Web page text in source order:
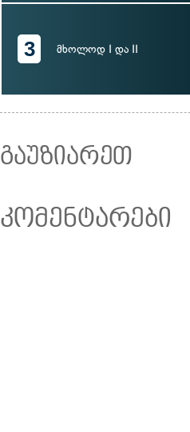
3 მხოლოდ I და II
გაუზიარეთ
კომენტარები